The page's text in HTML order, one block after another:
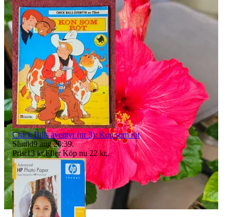
Chick Bills äventyr (nr 3): Kon som röt
Sluttid9 aug 20:39.
Pris:13 kr,Eller Köp nu 22 kr,.